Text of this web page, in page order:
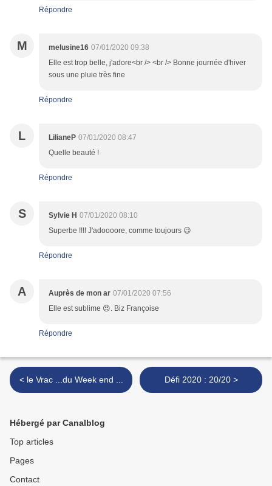
Répondre
M melusine16 07/01/2020 09:38
Elle est trop belle, j'adore<br /> <br /> Bonne journée d'hiver
sous une pluie très fine
Répondre
L LilianeP 07/01/2020 08:47
Quelle beauté !
Répondre
S Sylvie H 07/01/2020 08:10
Superbe !!!! J'adoooore, comme toujours 😉
Répondre
A Auprès de mon ar 07/01/2020 07:56
Elle est sublime 😍. Biz Françoise
Répondre
< le Vrac ...du Week end ... Défi 2020 : 20/20 >
Hébergé par Canalblog
Top articles
Pages
Contact